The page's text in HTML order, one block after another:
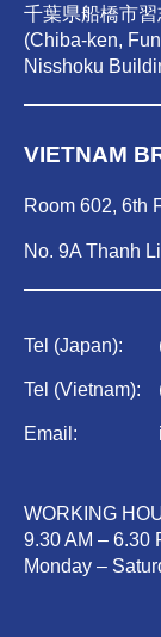
千葉県船橋市
(Chiba-ken,
Nisshoku
VIETNAM
Room 602, 6th
No. 9A Thanh
Tel (Japan):
Tel (Vietnam):
Email:
WORKING
9.30 AM – 6.30
Monday –